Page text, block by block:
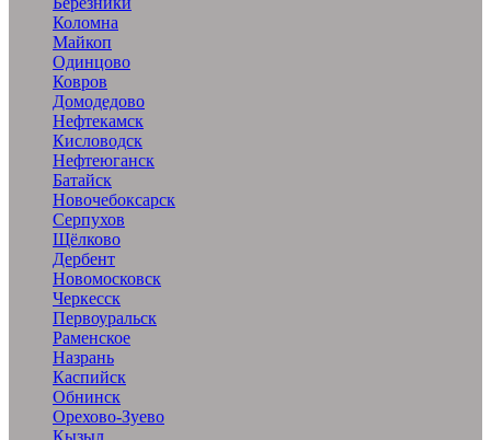
Коломна
Майкоп
Одинцово
Ковров
Домодедово
Нефтекамск
Кисловодск
Нефтеюганск
Батайск
Новочебоксарск
Серпухов
Щёлково
Дербент
Новомосковск
Черкесск
Первоуральск
Раменское
Назрань
Каспийск
Обнинск
Орехово-Зуево
Кызыл